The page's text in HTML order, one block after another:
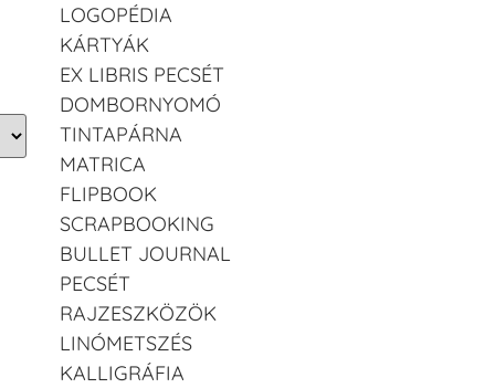
LOGOPÉDIA
KÁRTYÁK
EX LIBRIS PECSÉT
DOMBORNYOMÓ
TINTAPÁRNA
MATRICA
FLIPBOOK
SCRAPBOOKING
BULLET JOURNAL
PECSÉT
RAJZESZKÖZÖK
LINÓMETSZÉS
KALLIGRÁFIA